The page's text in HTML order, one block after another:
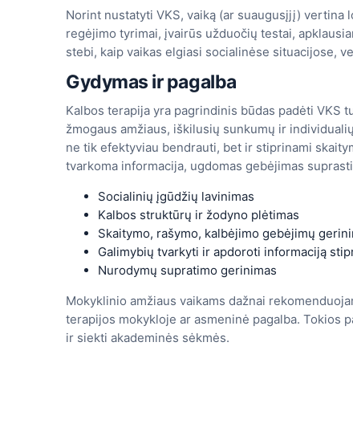
Norint nustatyti VKS, vaiką (ar suaugusįjį)
regėjimo tyrimai, įvairūs užduočių testai,
stebi, kaip vaikas elgiasi socialinėse situacijose,
Gydymas ir pagalba
Kalbos terapija yra pagrindinis būdas padėti VKS
žmogaus amžiaus, iškilusių sunkumų ir
ne tik efektyviau bendrauti, bet ir stiprinami
tvarkoma informacija, ugdomas gebėjimas
Socialinių įgūdžių lavinimas
Kalbos struktūrų ir žodyno plėtimas
Skaitymo, rašymo, kalbėjimo gebėjimų
Galimybių tvarkyti ir apdoroti informaciją
Nurodymų supratimo gerinimas
Mokyklinio amžiaus vaikams dažnai
terapijos mokykloje ar asmeninė pagalba. Tokios
ir siekti akademinės sėkmės.